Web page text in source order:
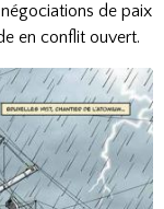
de paix
en conflit ouvert.